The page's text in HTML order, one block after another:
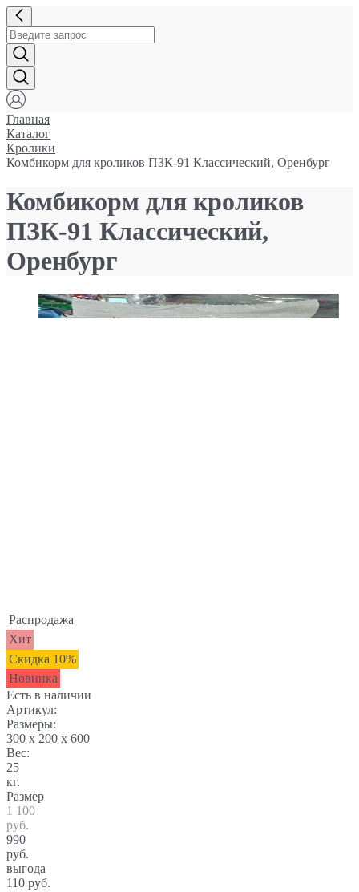
Главная
Каталог
Кролики
Комбикорм для кроликов ПЗК-91 Классический, Оренбург
Комбикорм для кроликов
ПЗК-91 Классический,
Оренбург
Распродажа
Хит
Скидка 10%
Новинка
Есть в наличии
Артикул:
Размеры:
300 x 200 x 600
Вес:
25
кг.
Размер
1 100
руб.
990
руб.
выгода
110 руб.